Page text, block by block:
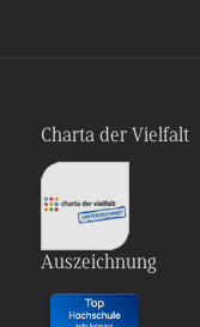
Charta der Vielfalt
Auszeichnung